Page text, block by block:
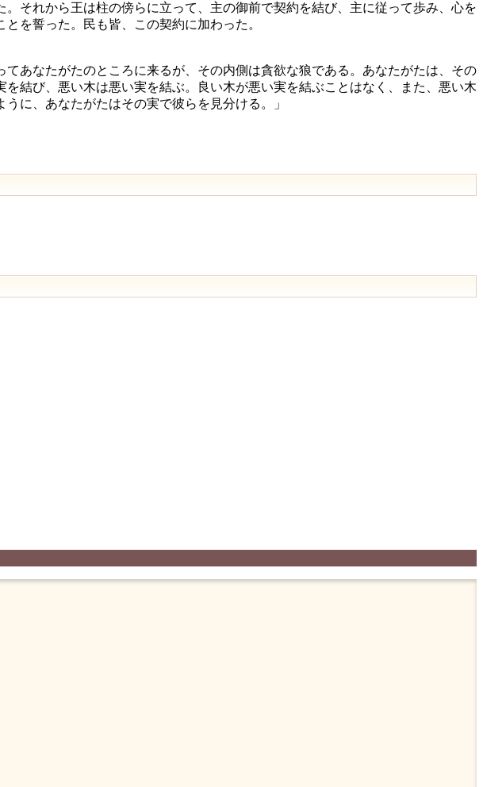
それから王は柱の傍らに立って、主の御前で契約を結び、主に従って歩み、心を
を誓った。民も皆、この契約に加わった。
あなたがたのところに来るが、その内側は貪欲な狼である。あなたがたは、その
結び、悪い木は悪い実を結ぶ。良い木が悪い実を結ぶことはなく、また、悪い木
に、あなたがたはその実で彼らを見分ける。」